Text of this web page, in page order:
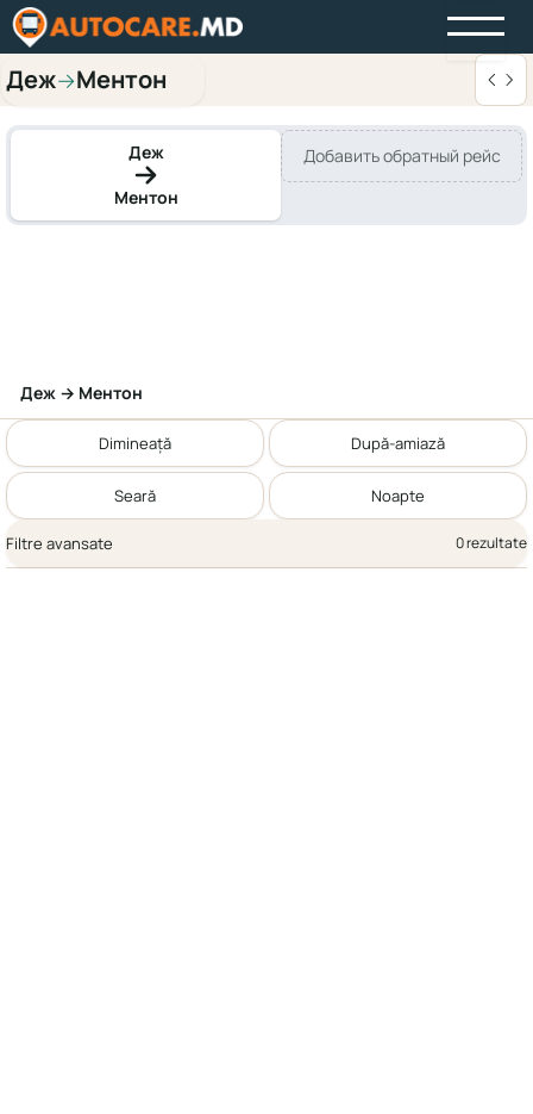
Деж→Ментон
Деж
Ментон
Добавить обратный рейс
Деж → Ментон
Dimineață După-amiază
Seară Noapte
Filtre avansate 0 rezultate